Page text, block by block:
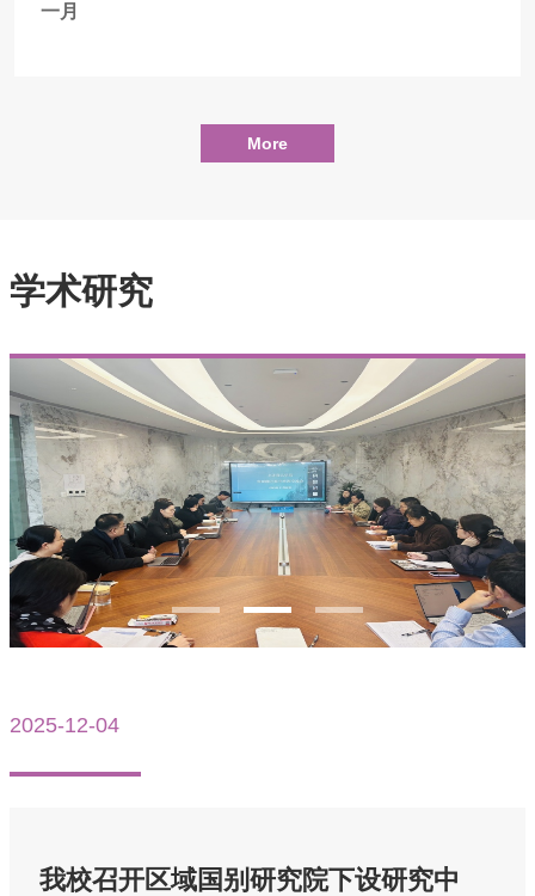
一月
学术研究
2025-12-04
我校召开区域国别研究院下设研究中